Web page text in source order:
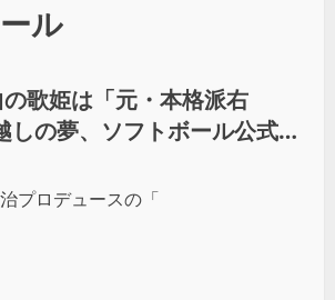
ル
スポーツ
歌姫は「元・本格派右
しの夢、ソフトボール公式応
まみれの青春”
プロデュースの「